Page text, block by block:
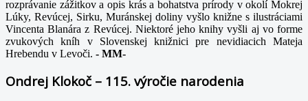
rozprávanie zážitkov a opis krás a bohatstva prírody v okolí Mokrej
Lúky, Revúcej, Sirku, Muránskej doliny vyšlo knižne s ilustráciami
Vincenta Blanára z Revúcej. Niektoré jeho knihy vyšli aj vo forme
zvukových kníh v Slovenskej knižnici pre nevidiacich Mateja
Hrebendu v Levoči. - MM-
Ondrej Klokoč – 115. výročie narodenia